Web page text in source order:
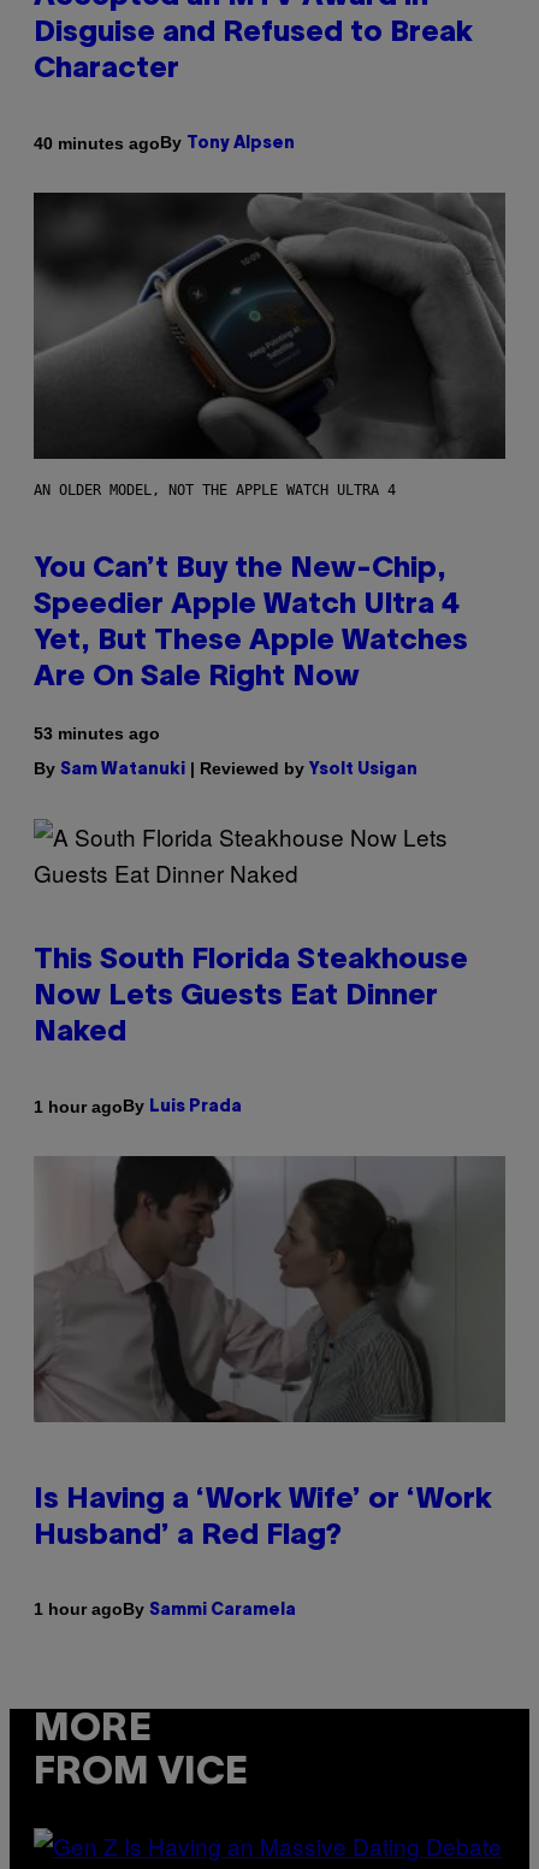
Disguise and Refused to Break
Character
40 minutes agoBy Tony Alpsen
AN OLDER MODEL, NOT THE APPLE WATCH ULTRA 4
You Can’t Buy the New-Chip,
Speedier Apple Watch Ultra 4
Yet, But These Apple Watches
Are On Sale Right Now
53 minutes ago
By Sam Watanuki | Reviewed by Ysolt Usigan
This South Florida Steakhouse
Now Lets Guests Eat Dinner
Naked
1 hour agoBy Luis Prada
Is Having a ‘Work Wife’ or ‘Work
Husband’ a Red Flag?
1 hour agoBy Sammi Caramela
MORE
FROM VICE